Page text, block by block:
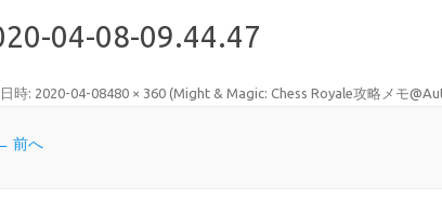
04-08-09.44.47
時: 2020-04-08480 × 360(Might & Magic: Chess Royale攻略メモ
前へ